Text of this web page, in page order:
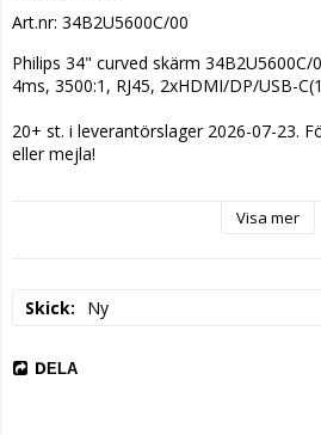
Art.nr: 34B2U5600C/00
Philips 34" curved skärm 34B2U5600C/
4ms, 3500:1, RJ45, 2xHDMI/DP/USB-
20+ st. i leverantörslager 2026-07-23.
eller mejla!
Visa mer
Skick Ny
DELA